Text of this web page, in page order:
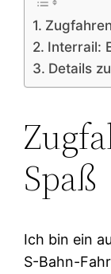
Interrail:
Details
Spaß
Ich bin ein
S-Bahn-